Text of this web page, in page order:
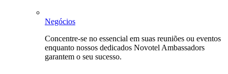
Negócios
Concentre-se no essencial em suas reuniões ou eventos
enquanto nossos dedicados Novotel Ambassadors
garantem o seu sucesso.